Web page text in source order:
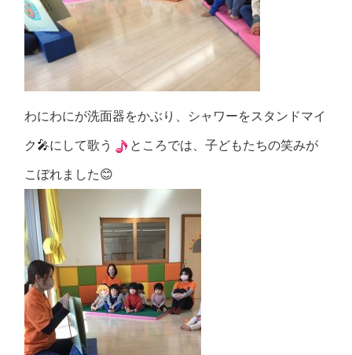
わにわにが洗面器をかぶり、シャワーをスタンドマイ
ク🎤にして歌う ところでは、子どもたちの笑みが
こぼれました😊